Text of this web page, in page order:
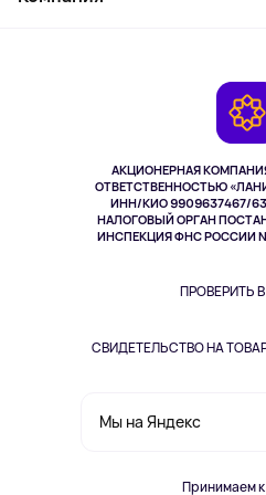
АКЦИОНЕРНАЯ
ОТВЕТСТВЕННОСТЬЮ
ИНН/КИО 9909637467/
НАЛОГОВЫЙ ОРГАН
ИНСПЕКЦИЯ ФНС РОССИИ
ПРОВЕРИТЬ
СВИДЕТЕЛЬСТВО НА
Мы на Яндекс
Принимаем
Здоровье питомцев
Одежда и аксессуары